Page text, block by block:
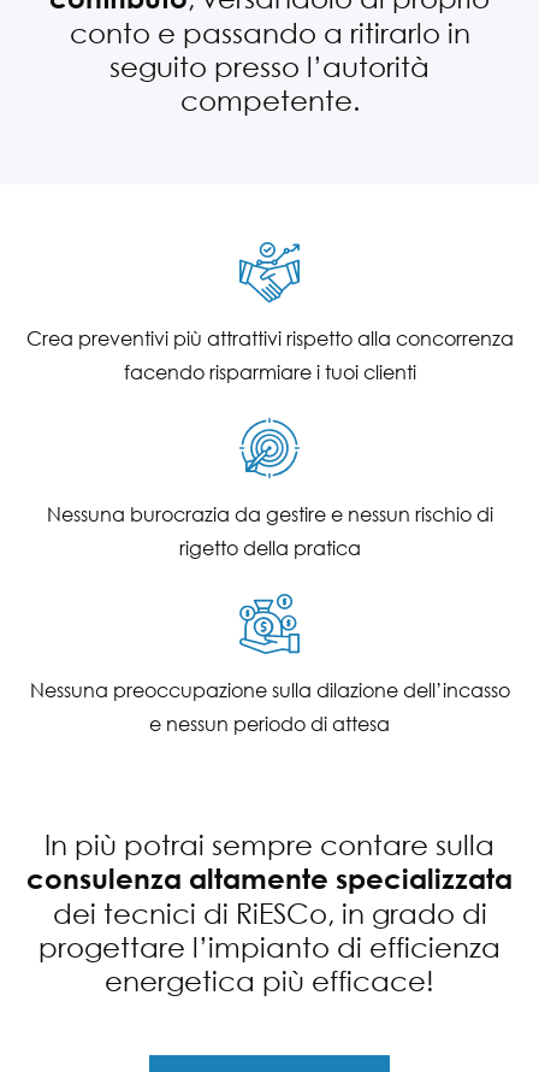
conto e passando a ritirarlo in
seguito presso l’autorità
competente.
Crea preventivi più attrattivi rispetto alla concorrenza
facendo risparmiare i tuoi clienti
Nessuna burocrazia da gestire e nessun rischio di
rigetto della pratica
Nessuna preoccupazione sulla dilazione dell’incasso
e nessun periodo di attesa
In più potrai sempre contare sulla
consulenza altamente specializzata
dei tecnici di RiESCo, in grado di
progettare l’impianto di efficienza
energetica più efficace!